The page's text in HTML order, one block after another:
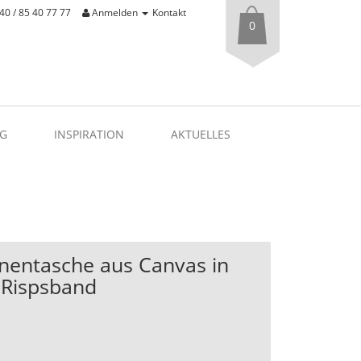
Kontakt
/ 85 40 77 77 Anmelden
0
INSPIRATION AKTUELLES
aus Canvas in